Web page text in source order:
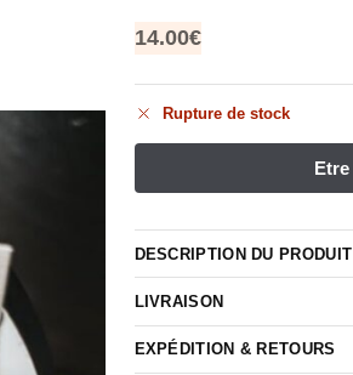
14.00€
Rupture de stock
DESCRIPTION DU PRODUIT
LIVRAISON
EXPÉDITION & RETOURS